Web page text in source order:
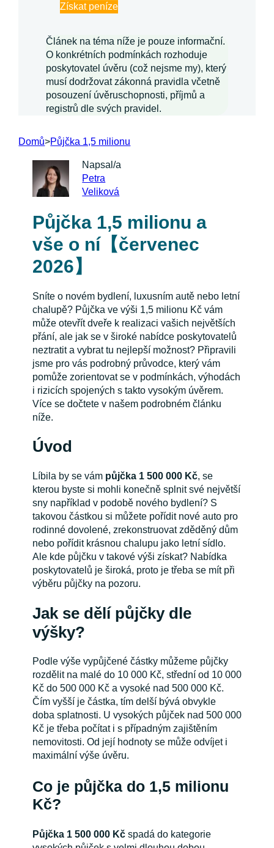
Získat peníze
Článek na téma níže je pouze informační.
O konkrétních podmínkách rozhoduje
poskytovatel úvěru (což nejsme my), který
musí dodržovat zákonná pravidla včetně
posouzení úvěruschopnosti, příjmů a
registrů dle svých pravidel.
Domů>Půjčka 1,5 milionu
Napsal/a
Petra
Veliková
Půjčka 1,5 milionu a
vše o ní【červenec
2026】
Sníte o novém bydlení, luxusním autě nebo letní
chalupě? Půjčka ve výši 1,5 milionu Kč vám
může otevřít dveře k realizaci vašich největších
přání, ale jak se v široké nabídce poskytovatelů
neztratit a vybrat tu nejlepší možnost? Připravili
jsme pro vás podrobný průvodce, který vám
pomůže zorientovat se v podmínkách, výhodách
i rizicích spojených s takto vysokým úvěrem.
Více se dočtete v našem podrobném článku
níže.
Úvod
Líbila by se vám půjčka 1 500 000 Kč, se
kterou byste si mohli konečně splnit své největší
sny například v podobě nového bydlení? S
takovou částkou si můžete pořídit nové auto pro
rodinné dovolené, zrekonstruovat zděděný dům
nebo pořídit krásnou chalupu jako letní sídlo.
Ale kde půjčku v takové výši získat? Nabídka
poskytovatelů je široká, proto je třeba se mít při
výběru půjčky na pozoru.
Jak se dělí půjčky dle
výšky?
Podle výše vypůjčené částky můžeme půjčky
rozdělit na malé do 10 000 Kč, střední od 10 000
Kč do 500 000 Kč a vysoké nad 500 000 Kč.
Čím vyšší je částka, tím delší bývá obvykle
doba splatnosti. U vysokých půjček nad 500 000
Kč je třeba počítat i s případným zajištěním
nemovitosti. Od její hodnoty se může odvíjet i
maximální výše úvěru.
Co je půjčka do 1,5 milionu
Kč?
Půjčka 1 500 000 Kčspadá do kategorie